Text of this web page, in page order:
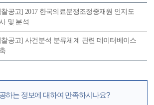
찰공고] 2017 한국의료분쟁조정중재원 인지도
및 분석
찰공고] 사건분석 분류체계 관련 데이터베이스
하는 정보에 대하여 만족하시나요?